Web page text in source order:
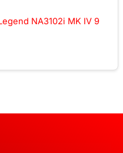
NA3102i MK IV 9